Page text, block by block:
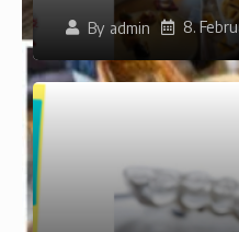
By admin 8.